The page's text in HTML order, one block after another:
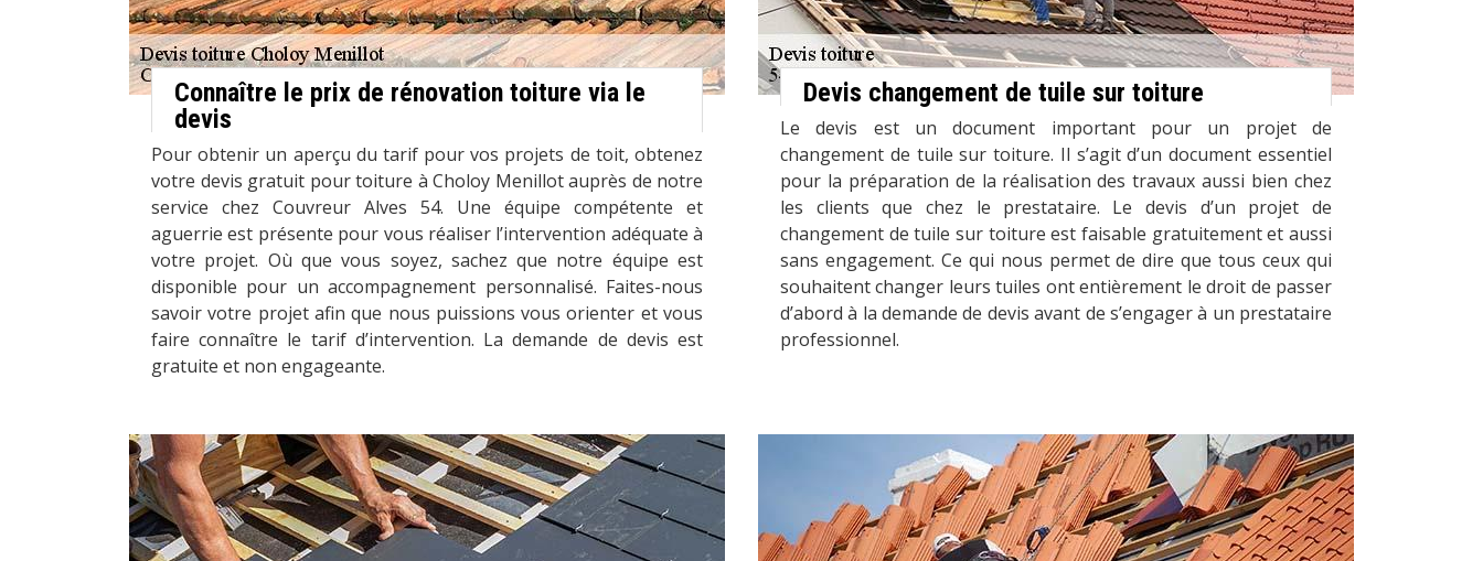
Connaître le prix de rénovation toiture via le
devis
Pour obtenir un aperçu du tarif pour vos projets de toit, obtenez
votre devis gratuit pour toiture à Choloy Menillot auprès de notre
service chez Couvreur Alves 54. Une équipe compétente et
aguerrie est présente pour vous réaliser l’intervention adéquate à
votre projet. Où que vous soyez, sachez que notre équipe est
disponible pour un accompagnement personnalisé. Faites-nous
savoir votre projet afin que nous puissions vous orienter et vous
faire connaître le tarif d’intervention. La demande de devis est
gratuite et non engageante.
Devis changement de tuile sur toiture
Le devis est un document important pour un projet de
changement de tuile sur toiture. Il s’agit d’un document essentiel
pour la préparation de la réalisation des travaux aussi bien chez
les clients que chez le prestataire. Le devis d’un projet de
changement de tuile sur toiture est faisable gratuitement et aussi
sans engagement. Ce qui nous permet de dire que tous ceux qui
souhaitent changer leurs tuiles ont entièrement le droit de passer
d’abord à la demande de devis avant de s’engager à un prestataire
professionnel.